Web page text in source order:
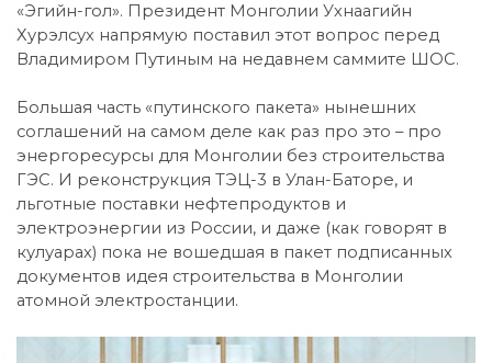
«Эгийн-гол». Президент Монголии Ухнаагийн
Хурэлсух напрямую поставил этот вопрос перед
Владимиром Путиным на недавнем саммите ШОС.
Большая часть «путинского пакета» нынешних
соглашений на самом деле как раз про это – про
энергоресурсы для Монголии без строительства
ГЭС. И реконструкция ТЭЦ-3 в Улан-Баторе, и
льготные поставки нефтепродуктов и
электроэнергии из России, и даже (как говорят в
кулуарах) пока не вошедшая в пакет подписанных
документов идея строительства в Монголии
атомной электростанции.